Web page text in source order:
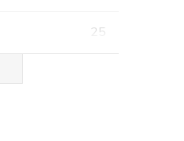
25